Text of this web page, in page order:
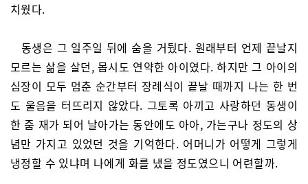
치웠다.
동생은 그 일주일 뒤에 숨을 거뒀다. 원래부터 언제 끝날지
모르는 삶을 살던, 몹시도 연약한 아이였다. 하지만 그 아이의
심장이 모두 멈춘 순간부터 장례식이 끝날 때까지 나는 한 번
도 울음을 터뜨리지 않았다. 그토록 아끼고 사랑하던 동생이
한 줌 재가 되어 날아가는 동안에도 아아, 가는구나 정도의 상
념만 가지고 있었던 것을 기억한다. 어머니가 어떻게 그렇게
냉정할 수 있냐며 나에게 화를 냈을 정도였으니 어련할까.